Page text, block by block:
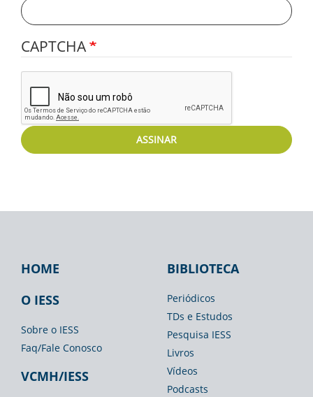
CAPTCHA
ASSINAR
Footer
IESS
HOME
O IESS
Sobre o IESS
Faq/Fale Conosco
VCMH/IESS
Footer
Biblioteca
BIBLIOTECA
Periódicos
TDs e Estudos
Pesquisa IESS
Livros
Vídeos
Podcasts
Footer
Espaço
Imprensa